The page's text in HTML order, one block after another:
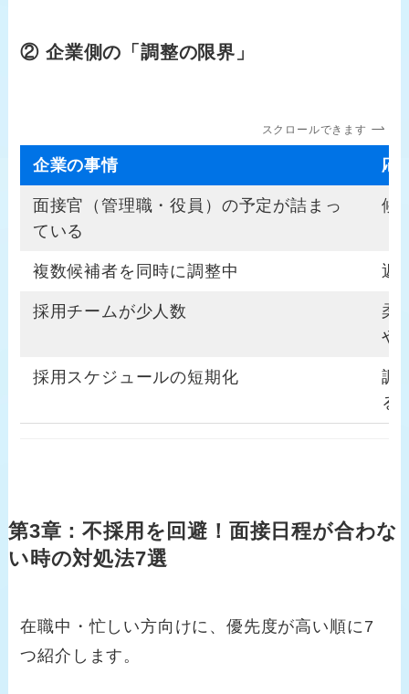
② 企業側の「調整の限界」
スクロールできます
企業の事情 応
面接官（管理職・役員）の予定が詰まっ
ている
候
複数候補者を同時に調整中 返
採用チームが少人数
柔
や
採用スケジュールの短期化
調
る
第3章：不採用を回避！面接日程が合わな
い時の対処法7選
在職中・忙しい方向けに、優先度が高い順に7
つ紹介します。